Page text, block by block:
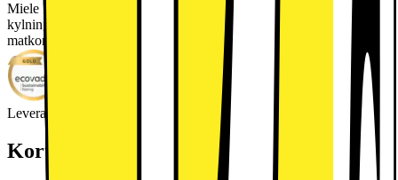
Miele KS 4783 DD N: Fristående kylskåp med DailyFresh, snabb
kylning, Wi-Fi och en elegant vit design för optimal
matkonservering.
Läs mer om produkten
Leverantörens EcoVadis score Läs mer om EcoVadis
Kort om produkten